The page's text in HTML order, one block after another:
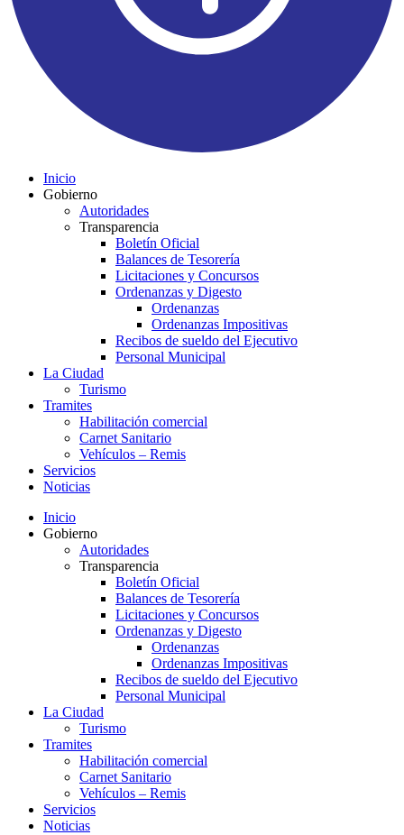
Inicio
Gobierno
Autoridades
Transparencia
Boletín Oficial
Balances de Tesorería
Licitaciones y Concursos
Ordenanzas y Digesto
Ordenanzas
Ordenanzas Impositivas
Recibos de sueldo del Ejecutivo
Personal Municipal
La Ciudad
Turismo
Tramites
Habilitación comercial
Carnet Sanitario
Vehículos – Remis
Servicios
Noticias
Inicio
Gobierno
Autoridades
Transparencia
Boletín Oficial
Balances de Tesorería
Licitaciones y Concursos
Ordenanzas y Digesto
Ordenanzas
Ordenanzas Impositivas
Recibos de sueldo del Ejecutivo
Personal Municipal
La Ciudad
Turismo
Tramites
Habilitación comercial
Carnet Sanitario
Vehículos – Remis
Servicios
Noticias